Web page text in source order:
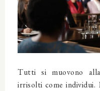
Tutti si muovono
irrisolti come individui.